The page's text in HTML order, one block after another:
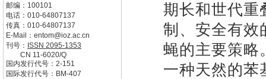
邮编： 100101
电话： 010-64807137
传真： 010-64807137
E-Mail： entom@ioz.ac.cn
刊号： ISSN 2095-1353
CN 11-6020/Q
国内发行代号： 2-151
国际发行代号： BM-407
期长和世代重
制、安全有效
蝇的主要策略
一种天然的苯